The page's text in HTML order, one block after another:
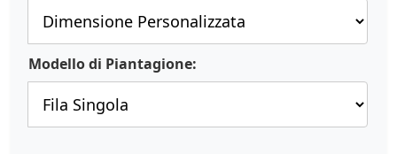
Modello di Piantagione: